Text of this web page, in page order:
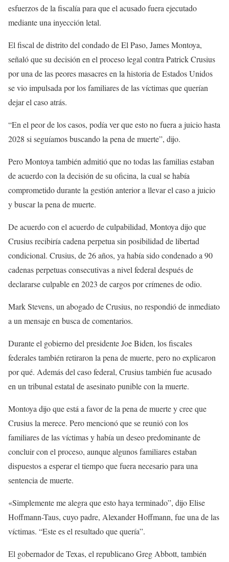
esfuerzos de la fiscalía para que el acusado fuera ejecutado
mediante una inyección letal.
El fiscal de distrito del condado de El Paso, James Montoya,
señaló que su decisión en el proceso legal contra Patrick Crusius
por una de las peores masacres en la historia de Estados Unidos
se vio impulsada por los familiares de las víctimas que querían
dejar el caso atrás.
“En el peor de los casos, podía ver que esto no fuera a juicio hasta
2028 si seguíamos buscando la pena de muerte”, dijo.
Pero Montoya también admitió que no todas las familias estaban
de acuerdo con la decisión de su oficina, la cual se había
comprometido durante la gestión anterior a llevar el caso a juicio
y buscar la pena de muerte.
De acuerdo con el acuerdo de culpabilidad, Montoya dijo que
Crusius recibiría cadena perpetua sin posibilidad de libertad
condicional. Crusius, de 26 años, ya había sido condenado a 90
cadenas perpetuas consecutivas a nivel federal después de
declararse culpable en 2023 de cargos por crímenes de odio.
Mark Stevens, un abogado de Crusius, no respondió de inmediato
a un mensaje en busca de comentarios.
Durante el gobierno del presidente Joe Biden, los fiscales
federales también retiraron la pena de muerte, pero no explicaron
por qué. Además del caso federal, Crusius también fue acusado
en un tribunal estatal de asesinato punible con la muerte.
Montoya dijo que está a favor de la pena de muerte y cree que
Crusius la merece. Pero mencionó que se reunió con los
familiares de las víctimas y había un deseo predominante de
concluir con el proceso, aunque algunos familiares estaban
dispuestos a esperar el tiempo que fuera necesario para una
sentencia de muerte.
«Simplemente me alegra que esto haya terminado”, dijo Elise
Hoffmann-Taus, cuyo padre, Alexander Hoffmann, fue una de las
víctimas. “Este es el resultado que quería”.
El gobernador de Texas, el republicano Greg Abbott, también